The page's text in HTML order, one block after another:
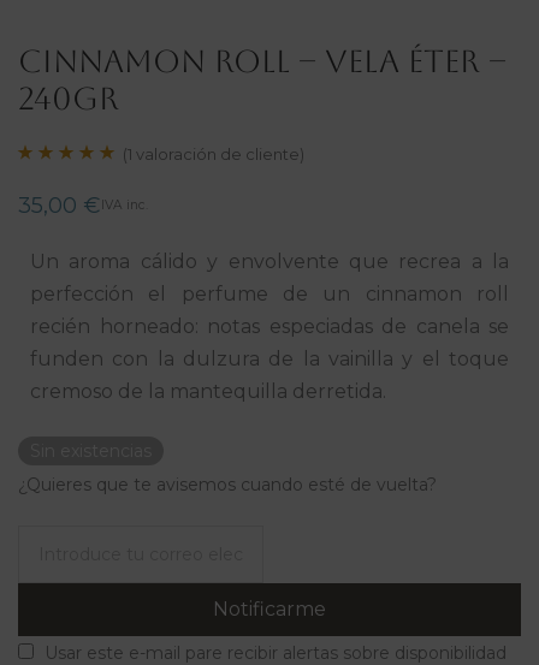
CINNAMON ROLL – VELA ÉTER –
240gr
5.00de 5 en
un cliente
(1 valoración de cliente)
35,00 €IVA inc.
Un aroma cálido y envolvente que recrea a la
perfección el perfume de un cinnamon roll
recién horneado: notas especiadas de canela se
funden con la dulzura de la vainilla y el toque
cremoso de la mantequilla derretida.
¿Quieres que te avisemos cuando esté de vuelta?
Notificarme
Usar este e-mail pare recibir alertas sobre disponibilidad